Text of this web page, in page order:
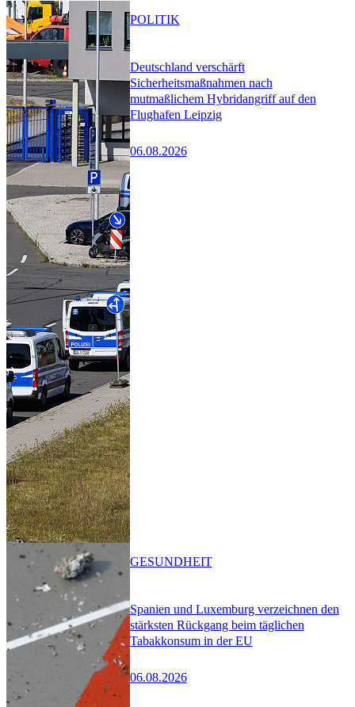
Deutschland verschärft
Sicherheitsmaßnahmen nach
mutmaßlichem Hybridangriff auf den
Flughafen Leipzig
06.08.2026
POLITIK
Spanien und Luxemburg verzeichnen den
stärksten Rückgang beim täglichen
Tabakkonsum in der EU
06.08.2026
GESUNDHEIT